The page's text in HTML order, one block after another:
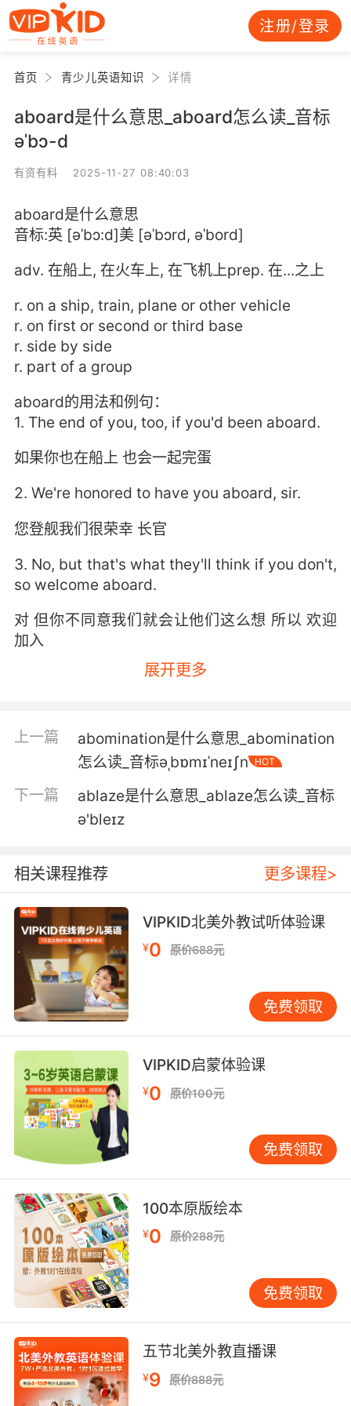
注册/登录
首页 青少儿英语知识 详情
aboard是什么意思_aboard怎么读_音标
əˈbɔ-d
有资有料 2025-11-27 08:40:03
aboard是什么意思
音标:英 [əˈbɔ:d]美 [əˈbɔrd, əˈbord]
adv. 在船上, 在火车上, 在飞机上prep. 在...之上
r. on a ship, train, plane or other vehicle
r. on first or second or third base
r. side by side
r. part of a group
aboard的用法和例句：
1. The end of you, too, if you'd been aboard.
如果你也在船上 也会一起完蛋
2. We're honored to have you aboard, sir.
您登舰我们很荣幸 长官
3. No, but that's what they'll think if you don't,
so welcome aboard.
对 但你不同意我们就会让他们这么想 所以 欢迎
加入
4. Get him aboard. I'll deal with this one.
5. Then I guess it's all aboard the pain train.
6. What happened aboard that ship was a
在船上所发生的事属于犯罪行为
7. Get aboard before I get cross with you.
快上车 不然我要生气了
8. You must, if this one is slithering aboard.
肯定有 如果他都能上船的话
9. There could be hundreds of soldiers
aboard those ships.
那些船上可能有几百个士兵
展开更多
上一篇
abomination是什么意思_abomination
怎么读_音标əˌbɒmɪˈneɪʃn
HOT
下一篇
ablaze是什么意思_ablaze怎么读_音标
ə'bleɪz
相关课程推荐 更多课程>
VIPKID北美外教试听体验课
¥0 原价688元
免费领取
VIPKID启蒙体验课
¥0 原价100元
免费领取
100本原版绘本
¥0 原价288元
免费领取
五节北美外教直播课
¥9 原价888元